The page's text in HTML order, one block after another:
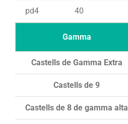
pd4 40
Gamma
Castells de Gamma Extra
Castells de 9
Castells de 8 de gamma alta